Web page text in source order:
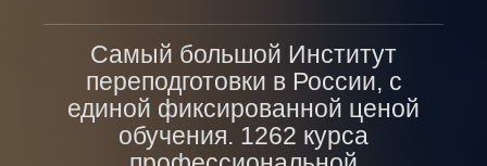
Самый большой Институт
переподготовки в России, с
единой фиксированной ценой
обучения. 1262 курса